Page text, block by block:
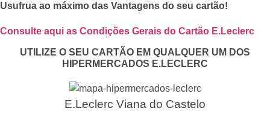
Usufrua ao máximo das Vantagens do seu cartão!
Consulte aqui as Condições Gerais do Cartão E.Leclerc
UTILIZE O SEU CARTÃO EM QUALQUER UM DOS
HIPERMERCADOS E.LECLERC
E.Leclerc Viana do Castelo